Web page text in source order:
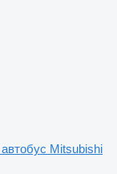
Mitsubishi